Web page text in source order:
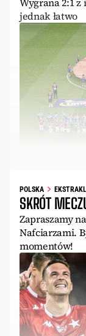
jednak łatwo
POLSKA
SKRÓT
Zapraszamy
Nafciarzami.
momentów!